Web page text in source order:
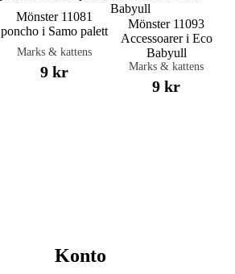
Mönster 11081
poncho i Samo palett
Marks & kattens
9 kr
Mönster 11093
Accessoarer i Eco
Babyull
Marks & kattens
9 kr
Konto